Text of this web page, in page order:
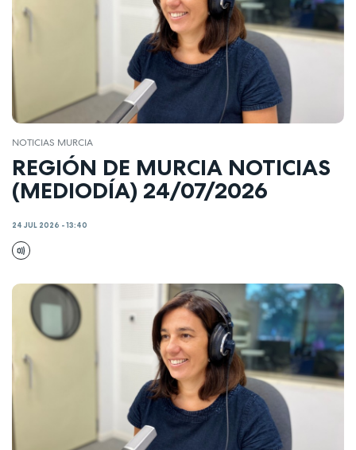
NOTICIAS MURCIA
REGIÓN DE MURCIA NOTICIAS
(MEDIODÍA) 24/07/2026
24 JUL 2026 - 13:40